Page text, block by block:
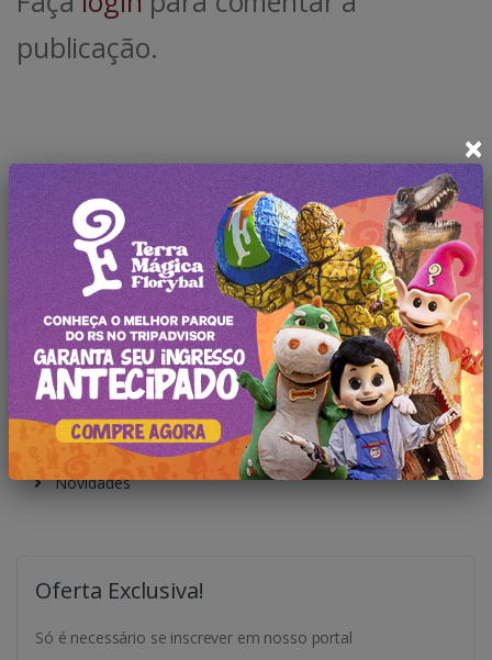
publicação.
Pesquisar no Blog
Categorias
Todas Publicações
Notícias
Atrações
Novidades
Oferta Exclusiva!
Só é necessário se inscrever em nosso portal
×